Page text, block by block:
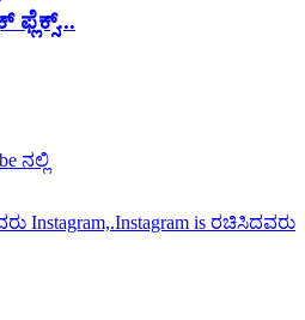
ಫ್ಲೆಕ್ಸ್...
ನಲ್ಲಿ
Instagram is ರಚಿಸಿದವರು